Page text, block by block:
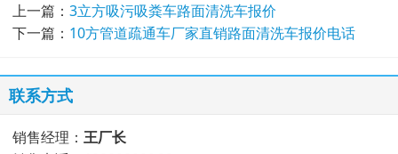
上一篇： 3立方吸污吸粪车路面清洗车报价
下一篇： 10方管道疏通车厂家直销路面清洗车报价电话
联系方式
销售经理： 王厂长